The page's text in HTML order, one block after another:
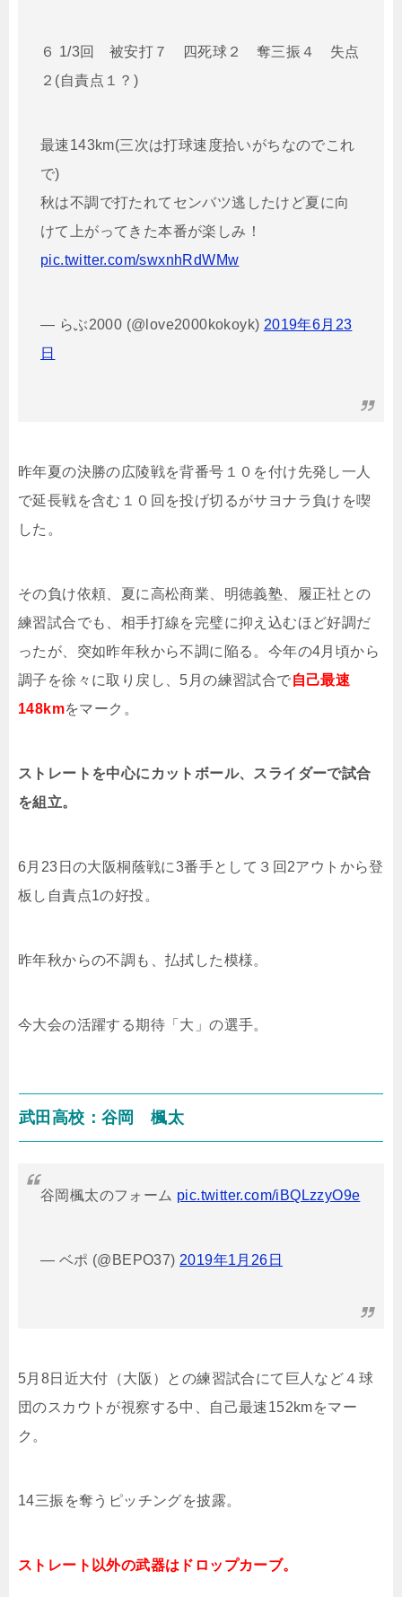
６ 1/3回 被安打７ 四死球２ 奪三振４ 失点
２(自責点１？)
最速143km(三次は打球速度拾いがちなのでこれ
で)
秋は不調で打たれてセンバツ逃したけど夏に向
けて上がってきた本番が楽しみ！
pic.twitter.com/swxnhRdWMw
— らぶ2000 (@love2000kokoyk) 2019年6月23
日
昨年夏の決勝の広陵戦を背番号１０を付け先発し一人
で延長戦を含む１０回を投げ切るがサヨナラ負けを喫
した。
その負け依頼、夏に高松商業、明徳義塾、履正社との
練習試合でも、相手打線を完璧に抑え込むほど好調だ
ったが、突如昨年秋から不調に陥る。今年の4月頃から
調子を徐々に取り戻し、 5 月の練習試合で自己最速
148kmをマーク。
ストレートを中心にカットボール、スライダーで試合
を組立。
6月 23 日の大阪桐蔭戦に3番手として３回 2アウトから登
板し自責点1の好投。
昨年秋からの不調も、払拭した模様。
今大会の活躍する期待「大」の選手。
武田高校：谷岡 楓太
谷岡楓太のフォーム pic.twitter.com/iBQLzzyO9e
— ベポ (@BEPO37) 2019年1月26日
5月 8日近大付（大阪）との練習試合にて巨人など４球
団のスカウトが視察する中、自己最速152kmをマー
ク。
14三振を奪うピッチングを披露。
ストレート以外の武器はドロップカーブ。